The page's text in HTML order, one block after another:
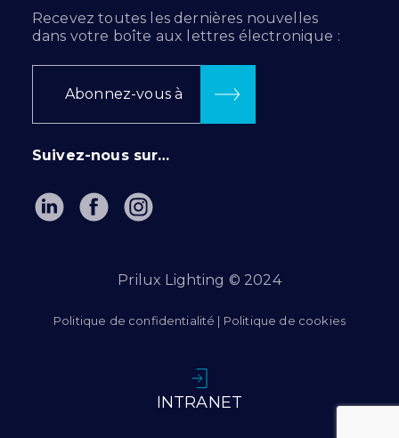
Recevez toutes les dernières nouvelles
dans votre boîte aux lettres électronique :
Abonnez-vous à
Suivez-nous sur…
Prilux Lighting © 2024
Politique de confidentialité | Politique de cookies
INTRANET